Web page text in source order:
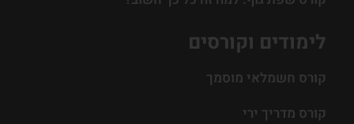
לימודים וקורסים
קורס חשמלאי מוסמך
קורס מדריך ירי